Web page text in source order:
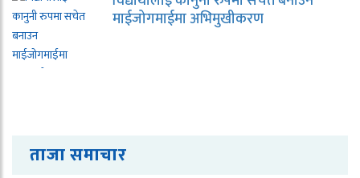
माईजोगमाईमा अभिमुखीकरण
ताजा समाचार